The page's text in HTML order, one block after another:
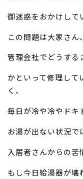
御迷惑をおかけして
この問題は大家さん、
管理会社でどうする
かといって修理して
く、
毎日が冷や冷やドキ
お湯が出ない状況で
入居者さんからの苦
もし今日給湯器が壊